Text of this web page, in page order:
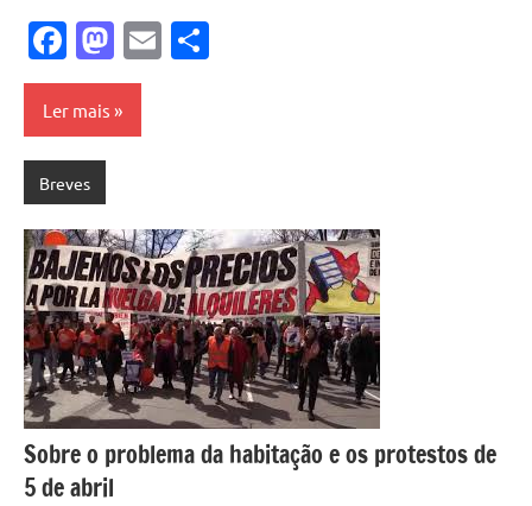
Facebook
Mastodon
Email
Ler mais
Breves
Sobre o problema da habitação e os protestos de
5 de abril